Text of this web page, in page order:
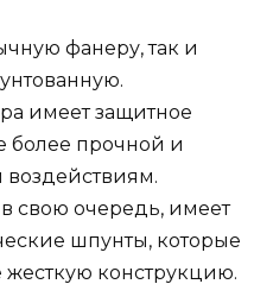
фанеру, так и
имеет защитное
более прочной и
свою очередь, имеет
шпунты, которые
жесткую конструкцию.